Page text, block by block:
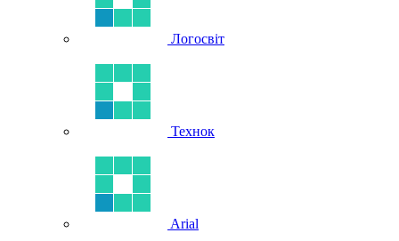
Логосвіт
Технок
Arial